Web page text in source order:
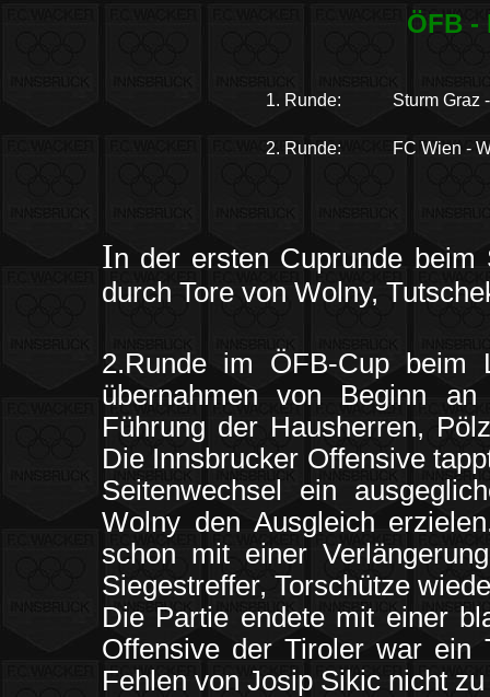
ÖFB -
1. Runde: Sturm Graz
2. Runde: FC Wien -
In der ersten Cuprunde beim
durch Tore von Wolny,
2.Runde im ÖFB-Cup beim
übernahmen von Beginn
Führung der Hausherren,
Die Innsbrucker Offensive
Seitenwechsel ein
Wolny den Ausgleich
schon mit einer
Siegestreffer, Torschütze
Die Partie endete mit einer
Offensive der Tiroler war ein
Fehlen von Josip Sikic nicht